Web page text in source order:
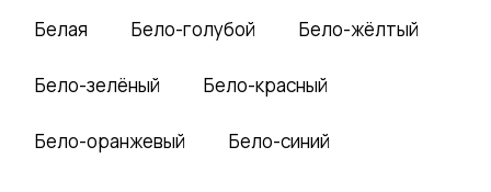
Белая Бело-голубой Бело-жёлтый
Бело-зелёный Бело-красный
Бело-оранжевый Бело-синий